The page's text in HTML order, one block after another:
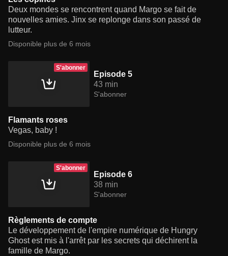
Deux mondes se rencontrent quand Margo se fait de
nouvelles amies. Jinx se replonge dans son passé de
lutteur.
Disponible plus de 6 mois
S'abonner
Episode 5
43 min
S'abonner
Flamants roses
Vegas, baby !
Disponible plus de 6 mois
S'abonner
Episode 6
38 min
S'abonner
Règlements de compte
Le développement de l'empire numérique de Hungry
Ghost est mis à l'arrêt par les secrets qui déchirent la
famille de Margo.